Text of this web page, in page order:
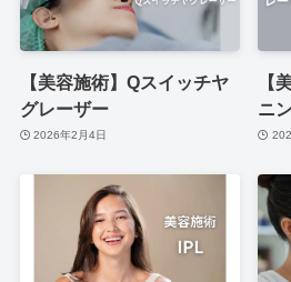
【美容施術】Qスイッチヤ
グレーザー
2026年2月4日
【
ニ